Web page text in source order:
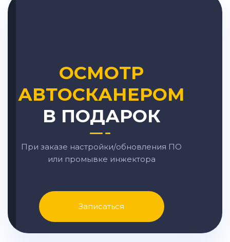
ОСМОТР
АВТОСКАНЕРОМ
В ПОДАРОК
При заказе настройки/обновления ПО
или промывке инжектора
Записаться